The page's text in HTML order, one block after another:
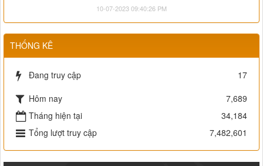
10-07-2023 09:40:26 PM
THỐNG KÊ
Đang truy cập
17
Hôm nay
7,689
Tháng hiện tại
34,184
Tổng lượt truy cập
7,482,601